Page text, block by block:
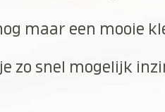
maar een mooie
zo snel mogelijk